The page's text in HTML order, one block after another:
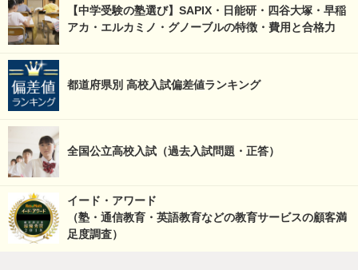
【中学受験の塾選び】SAPIX・日能研・四谷大塚・早稲
アカ・エルカミノ・グノーブルの特徴・費用と合格力
都道府県別 高校入試偏差値ランキング
全国公立高校入試（過去入試問題・正答）
イード・アワード
（塾・通信教育・英語教育などの教育サービスの顧客満
足度調査）